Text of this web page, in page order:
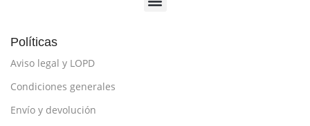
Políticas
Aviso legal y LOPD
Condiciones generales
Envío y devolución